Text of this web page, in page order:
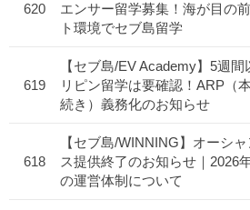
620
エンサー留学募集！海が目の
ト環境でセブ島留学
619
【セブ島/EV Academy】5週間
リピン留学は要確認！ARP（
続き）義務化のお知らせ
618
【セブ島/WINNING】オーシ
ス提供終了のお知らせ｜2026
の運営体制について